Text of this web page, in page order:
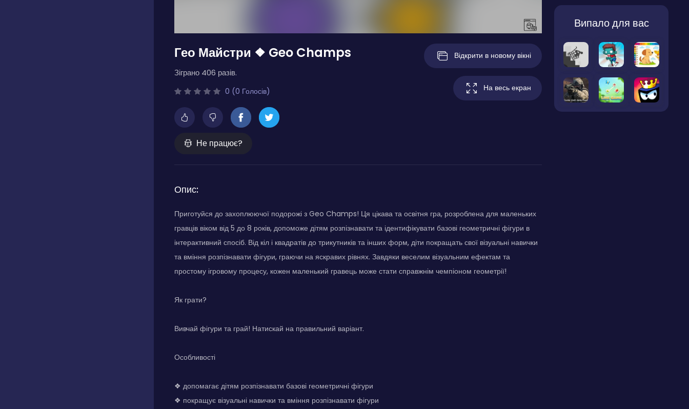
Гео Майстри ❖ Geo Champs
Зіграно 406 разів.
0 (0 Голосів)
Не працює?
Відкрити в новому вікні
На весь екран
Опис:
Приготуйся до захоплюючої подорожі з Geo Champs! Ця цікава та освітня гра, розроблена для маленьких
гравців віком від 5 до 8 років, допоможе дітям розпізнавати та ідентифікувати базові геометричні фігури в
інтерактивний спосіб. Від кіл і квадратів до трикутників та інших форм, діти покращать свої візуальні навички
та вміння розпізнавати фігури, граючи на яскравих рівнях. Завдяки веселим візуальним ефектам та
простому ігровому процесу, кожен маленький гравець може стати справжнім чемпіоном геометрії!
Як грати?
Вивчай фігури та грай! Натискай на правильний варіант.
Особливості
❖ допомагає дітям розпізнавати базові геометричні фігури
❖ покращує візуальні навички та вміння розпізнавати фігури
Випало для вас